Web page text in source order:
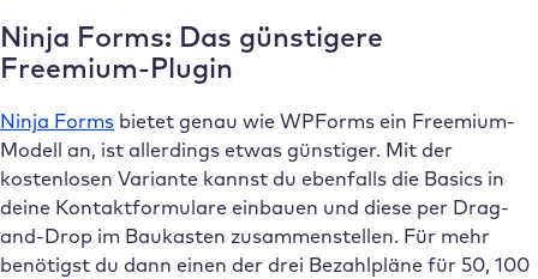
Ninja Forms: Das günstigere
Freemium-Plugin
Ninja Forms bietet genau wie WPForms ein Freemium-
Modell an, ist allerdings etwas günstiger. Mit der
kostenlosen Variante kannst du ebenfalls die Basics in
deine Kontaktformulare einbauen und diese per Drag-
and-Drop im Baukasten zusammenstellen. Für mehr
benötigst du dann einen der drei Bezahlpläne für 50, 100